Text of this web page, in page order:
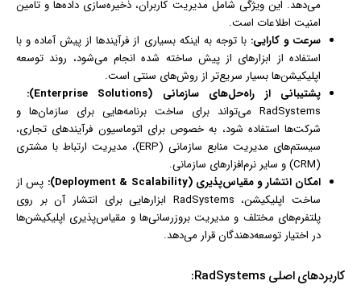
می‌دهد. این ویژگی شامل مدیریت کاربران، ذخیره‌سازی داده‌ها و تامین
امنیت اطلاعات است.
سرعت و کارایی: با توجه به اینکه بسیاری از فرآیندها از پیش آماده و با
استفاده از ابزارهای از پیش ساخته شده انجام می‌شود، روند توسعه
اپلیکیشن‌ها بسیار سریع‌تر از روش‌های سنتی است.
پشتیبانی از راه‌حل‌های سازمانی (Enterprise Solutions):
RadSystems می‌تواند برای ساخت برنامه‌هایی برای سازمان‌ها و
شرکت‌ها استفاده شود، به خصوص برای اتوماسیون فرآیندهای تجاری،
سیستم‌های مدیریت منابع سازمانی (ERP)، مدیریت ارتباط با مشتری
(CRM) و سایر نرم‌افزارهای سازمانی.
امکان انتشار و مقیاس‌پذیری (Deployment & Scalability):
پس از
ساخت اپلیکیشن، RadSystems ابزارهایی برای انتشار آن بر روی
پلتفرم‌های مختلف و مدیریت بروزرسانی‌ها و مقیاس‌پذیری اپلیکیشن‌ها
در اختیار توسعه‌دهندگان قرار می‌دهد.
کاربردهای اصلی RadSystems: